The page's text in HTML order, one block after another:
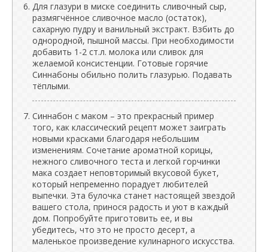
Для глазури в миске соединить сливочный сыр,
размягчённое сливочное масло (остаток),
сахарную пудру и ванильный экстракт. Взбить до
однородной, пышной массы. При необходимости
добавить 1-2 ст.л. молока или сливок для
желаемой консистенции. Готовые горячие
Синнабоны обильно полить глазурью. Подавать
тёплыми.
Синнабон с маком – это прекрасный пример
того, как классический рецепт может заиграть
новыми красками благодаря небольшим
изменениям. Сочетание ароматной корицы,
нежного сливочного теста и легкой горчинки
мака создает неповторимый вкусовой букет,
который непременно порадует любителей
выпечки. Эта булочка станет настоящей звездой
вашего стола, принося радость и уют в каждый
дом. Попробуйте приготовить ее, и вы
убедитесь, что это не просто десерт, а
маленькое произведение кулинарного искусства.